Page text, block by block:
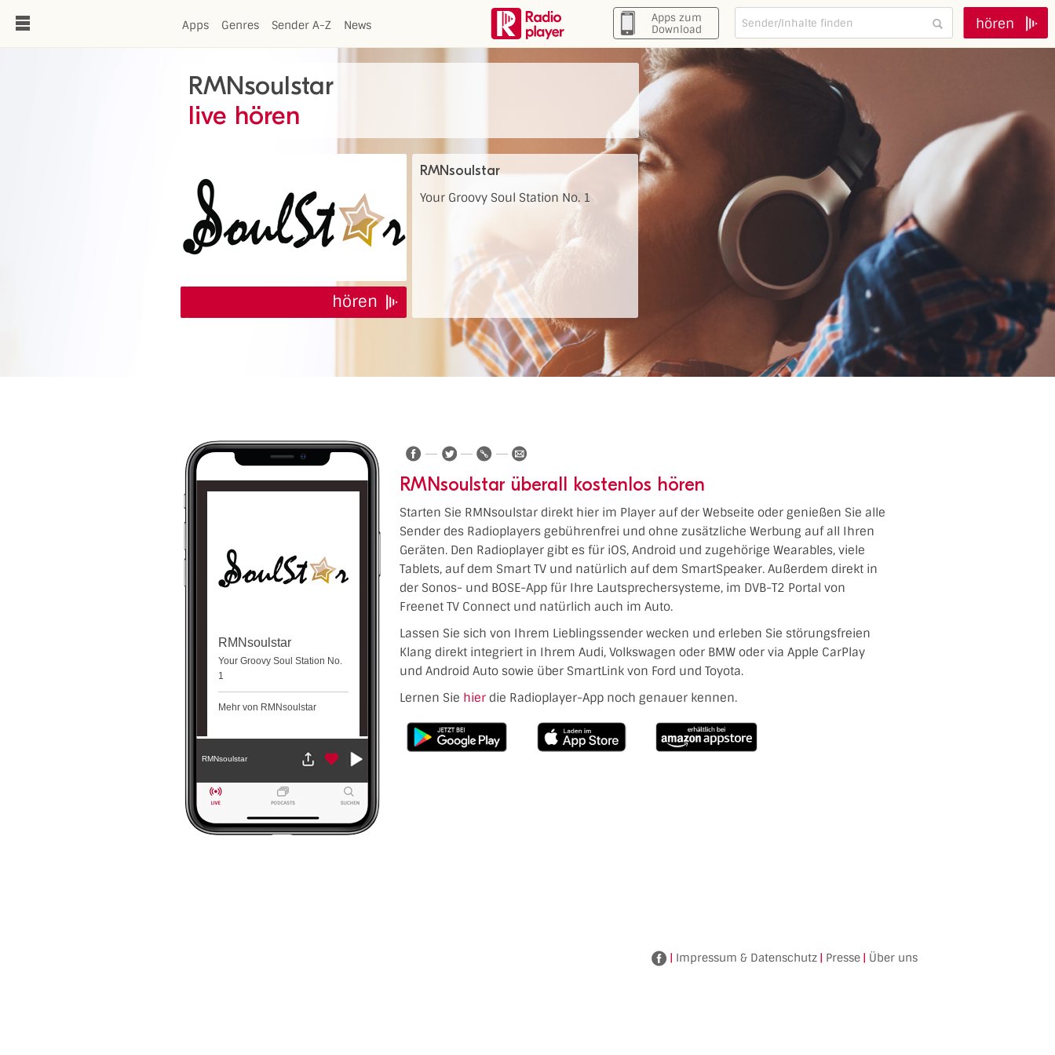
Apps Genres Sender A-Z News
Apps zum
Download
hören
RMNsoulstar
live hören
hören
RMNsoulstar
Your Groovy Soul Station No. 1
RMNsoulstar
Your Groovy Soul Station No.
1
Mehr von RMNsoulstar
RMNsoulstar
RMNsoulstar überall kostenlos hören
Starten Sie RMNsoulstar direkt hier im Player auf der Webseite oder genießen Sie alle
Sender des Radioplayers gebührenfrei und ohne zusätzliche Werbung auf all Ihren
Geräten. Den Radioplayer gibt es für iOS, Android und zugehörige Wearables, viele
Tablets, auf dem Smart TV und natürlich auf dem SmartSpeaker. Außerdem direkt in
der Sonos- und BOSE-App für Ihre Lautsprechersysteme, im DVB-T2 Portal von
Freenet TV Connect und natürlich auch im Auto.
Lassen Sie sich von Ihrem Lieblingssender wecken und erleben Sie störungsfreien
Klang direkt integriert in Ihrem Audi, Volkswagen oder BMW oder via Apple CarPlay
und Android Auto sowie über SmartLink von Ford und Toyota.
Lernen Sie hier die Radioplayer-App noch genauer kennen.
Facebook
| Impressum & Datenschutz | Presse | Über uns